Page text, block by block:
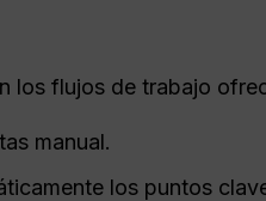
los flujos de trabajo
manual.
los puntos